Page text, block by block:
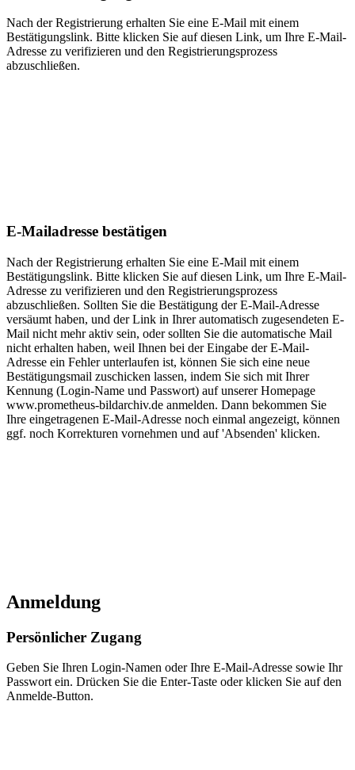
Nach der Registrierung erhalten Sie eine E-Mail mit einem
Bestätigungslink. Bitte klicken Sie auf diesen Link, um Ihre E-Mail-
Adresse zu verifizieren und den Registrierungsprozess
abzuschließen.
E-Mailadresse bestätigen
Nach der Registrierung erhalten Sie eine E-Mail mit einem
Bestätigungslink. Bitte klicken Sie auf diesen Link, um Ihre E-Mail-
Adresse zu verifizieren und den Registrierungsprozess
abzuschließen. Sollten Sie die Bestätigung der E-Mail-Adresse
versäumt haben, und der Link in Ihrer automatisch zugesendeten E-
Mail nicht mehr aktiv sein, oder sollten Sie die automatische Mail
nicht erhalten haben, weil Ihnen bei der Eingabe der E-Mail-
Adresse ein Fehler unterlaufen ist, können Sie sich eine neue
Bestätigungsmail zuschicken lassen, indem Sie sich mit Ihrer
Kennung (Login-Name und Passwort) auf unserer Homepage
www.prometheus-bildarchiv.de anmelden. Dann bekommen Sie
Ihre eingetragenen E-Mail-Adresse noch einmal angezeigt, können
ggf. noch Korrekturen vornehmen und auf 'Absenden' klicken.
Anmeldung
Persönlicher Zugang
Geben Sie Ihren Login-Namen oder Ihre E-Mail-Adresse sowie Ihr
Passwort ein. Drücken Sie die Enter-Taste oder klicken Sie auf den
Anmelde-Button.